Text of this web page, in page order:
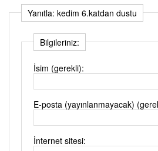
Yanıtla: kedim 6.katdan dustu
Bilgileriniz:
İsim (gerekli):
E-posta (yayınlanmayacak)
İnternet sitesi: